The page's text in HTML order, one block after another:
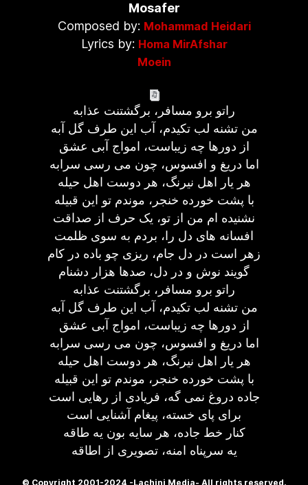
Mosafer
Composed by: Mohammad Heidari
Lyrics by: Homa MirAfshar
Moein
راتو برو مسافر، برگشتنت عذابه
من تشنه لب تکیدم، آب این طرف گل آبه
از دورها چه زیباست، امواج آبی عشق
اما دریغ و افسوس، چون می رسی سرابه
هر یار اهل نیرنگ، هر دوست اهل حیله
با پشت خورده خنجر، موندم تو این قبیله
نشنیده ام من از تو، یک حرف از صداقت
افسانه های دل را، بردم به سوی ظلمت
زهر است در دل جام، ریزی چو باده در کام
گویند نوش و در دل، صدها هزار دشنام
راتو برو مسافر، برگشتنت عذابه
من تشنه لب تکیدم، آب این طرف گل آبه
از دورها چه زیباست، امواج آبی عشق
اما دریغ و افسوس، چون می رسی سرابه
هر یار اهل نیرنگ، هر دوست اهل حیله
با پشت خورده خنجر، موندم تو این قبیله
جاده دروغ نمی گه، فریادی از رهایی است
برای پای خسته، پیغام آشنایی است
کنار خط جاده، هر سایه بون یه طاقه
یه سرپناه امنه، تصویری از اطاقه
© Copyright 2001-2024 -Lachini Media- All rights reserved.